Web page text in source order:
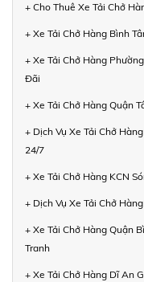
+ Cho Thuê Xe Tải Chở
+ Xe Tải Chở Hàng Bình
+ Xe Tải Chở Hàng
Đãi
+ Xe Tải Chở Hàng Quận
+ Dịch Vụ Xe Tải Chở
24/7
+ Xe Tải Chở Hàng KCN
+ Dịch Vụ Xe Tải Chở
+ Xe Tải Chở Hàng Quận
Tranh
+ Xe Tải Chở Hàng Dĩ An